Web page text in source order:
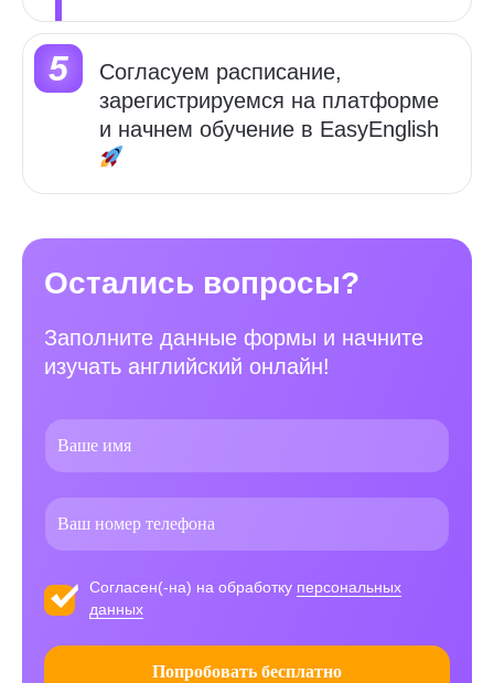
Cогласуем расписание,
зарегистрируемся на платформе
и начнем обучение в EasyEnglish
Остались вопросы?
Заполните данные формы и начните
изучать английский онлайн!
Согласен(-на) на обработку персональных
данных
Попробовать бесплатно